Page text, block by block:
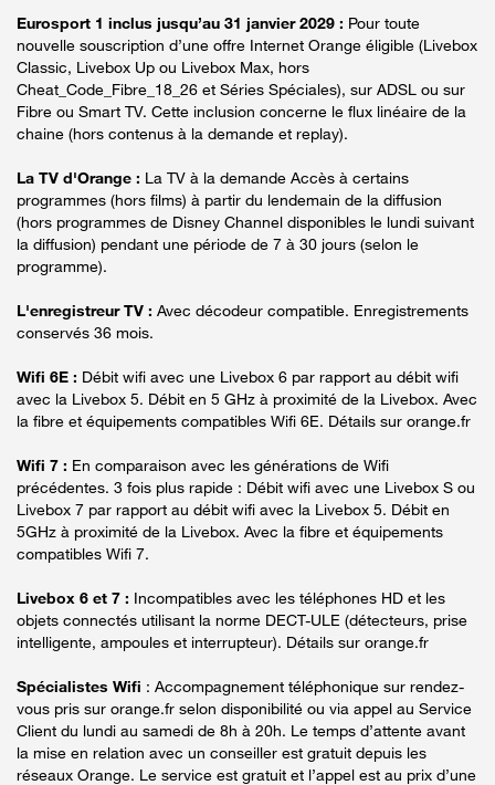
Eurosport 1 inclus jusqu’au 31 janvier 2029 : Pour toute
nouvelle souscription d’une offre Internet Orange éligible (Livebox
Classic, Livebox Up ou Livebox Max, hors
Cheat_Code_Fibre_18_26 et Séries Spéciales), sur ADSL ou sur
Fibre ou Smart TV. Cette inclusion concerne le flux linéaire de la
chaine (hors contenus à la demande et replay).
La TV d'Orange : La TV à la demande Accès à certains
programmes (hors films) à partir du lendemain de la diffusion
(hors programmes de Disney Channel disponibles le lundi suivant
la diffusion) pendant une période de 7 à 30 jours (selon le
programme).
L'enregistreur TV : Avec décodeur compatible. Enregistrements
conservés 36 mois.
Wifi 6E : Débit wifi avec une Livebox 6 par rapport au débit wifi
avec la Livebox 5. Débit en 5 GHz à proximité de la Livebox. Avec
la fibre et équipements compatibles Wifi 6E. Détails sur orange.fr
Wifi 7 : En comparaison avec les générations de Wifi
précédentes. 3 fois plus rapide : Débit wifi avec une Livebox S ou
Livebox 7 par rapport au débit wifi avec la Livebox 5. Débit en
5GHz à proximité de la Livebox. Avec la fibre et équipements
compatibles Wifi 7.
Livebox 6 et 7 : Incompatibles avec les téléphones HD et les
objets connectés utilisant la norme DECT-ULE (détecteurs, prise
intelligente, ampoules et interrupteur). Détails sur orange.fr
Spécialistes Wifi : Accompagnement téléphonique sur rendez-
vous pris sur orange.fr selon disponibilité ou via appel au Service
Client du lundi au samedi de 8h à 20h. Le temps d’attente avant
la mise en relation avec un conseiller est gratuit depuis les
réseaux Orange. Le service est gratuit et l’appel est au prix d’une